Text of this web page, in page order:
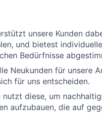
unsere Kunden
und bietest
Bedürfnisse
Neukunden für unsere
für uns entscheiden.
diese, um
aufzubauen, die auf